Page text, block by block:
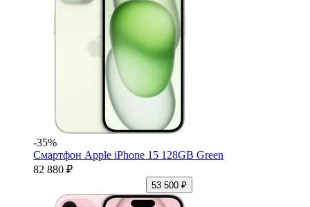
-35%
Смартфон Apple iPhone 15 128GB Green
82 880 ₽
53 500 ₽